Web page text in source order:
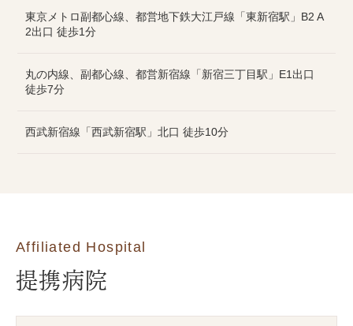
東京メトロ副都心線、都営地下鉄大江戸線「東新宿駅」B2 A
2出口 徒歩1分
丸の内線、副都心線、都営新宿線「新宿三丁目駅」E1出口
徒歩7分
西武新宿線「西武新宿駅」北口 徒歩10分
Affiliated Hospital
提携病院